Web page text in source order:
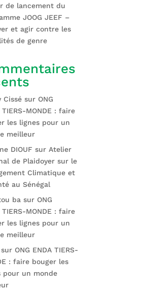
de lancement du
JOOG JEEF –
et agir contre les
de genre
Cissé sur ONG
TIERS-MONDE : faire
les lignes pour un
meilleur
DIOUF surAtelier
de Plaidoyer sur le
Climatique et
au Sénégal
ba sur ONG
TIERS-MONDE : faire
les lignes pour un
meilleur
sur ONG ENDA TIERS-
: faire bouger les
pour un monde